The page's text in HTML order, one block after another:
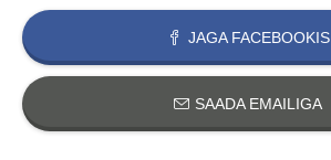
JAGA FACEBOOKIS
SAADA EMAILIGA